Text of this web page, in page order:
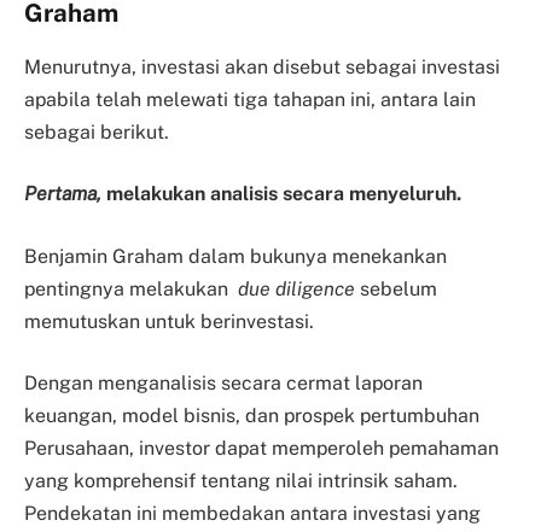
Graham
Menurutnya, investasi akan disebut sebagai investasi
apabila telah melewati tiga tahapan ini, antara lain
sebagai berikut.
Pertama, melakukan analisis secara menyeluruh.
Benjamin Graham dalam bukunya menekankan
pentingnya melakukan due diligence sebelum
memutuskan untuk berinvestasi.
Dengan menganalisis secara cermat laporan
keuangan, model bisnis, dan prospek pertumbuhan
Perusahaan, investor dapat memperoleh pemahaman
yang komprehensif tentang nilai intrinsik saham.
Pendekatan ini membedakan antara investasi yang